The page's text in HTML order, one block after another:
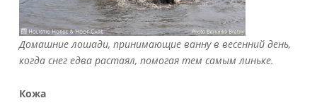
Домашние лошади, принимающие ванну в весенний день,
когда снег едва растаял, помогая тем самым линьке.
Кожа